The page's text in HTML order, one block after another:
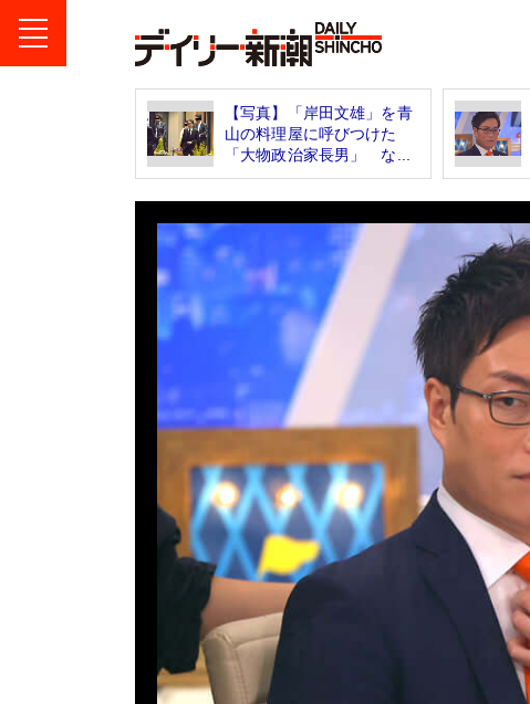
【写真】「岸田文雄」を青
山の料理屋に呼びつけた
「大物政治家長男」 な...